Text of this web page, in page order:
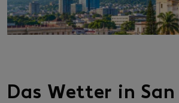
Das Wetter in